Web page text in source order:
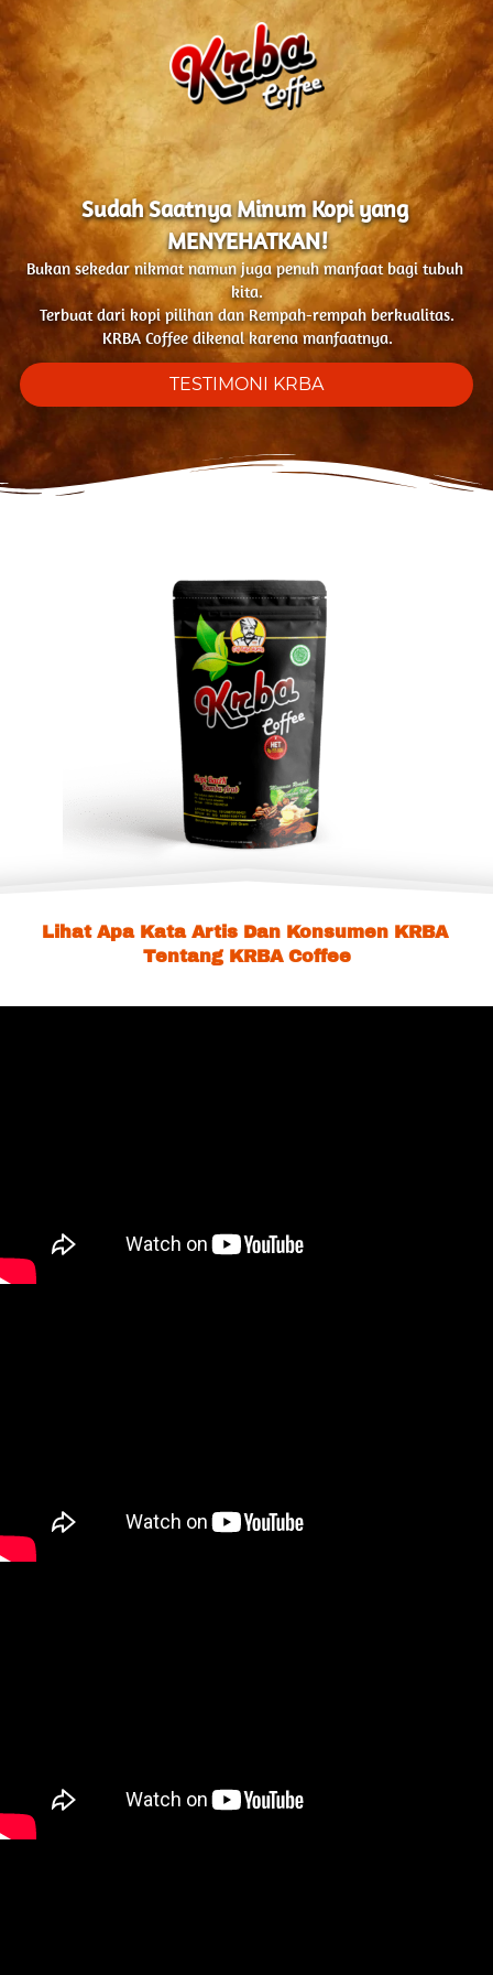
Sudah Saatnya Minum Kopi yang
MENYEHATKAN!
Bukan sekedar nikmat namun juga penuh manfaat bagi tubuh
kita.
Terbuat dari kopi pilihan dan Rempah-rempah berkualitas.
KRBA Coffee dikenal karena manfaatnya.
`
TESTIMONI KRBA
Lihat Apa Kata Artis Dan Konsumen KRBA
Tentang KRBA Coffee